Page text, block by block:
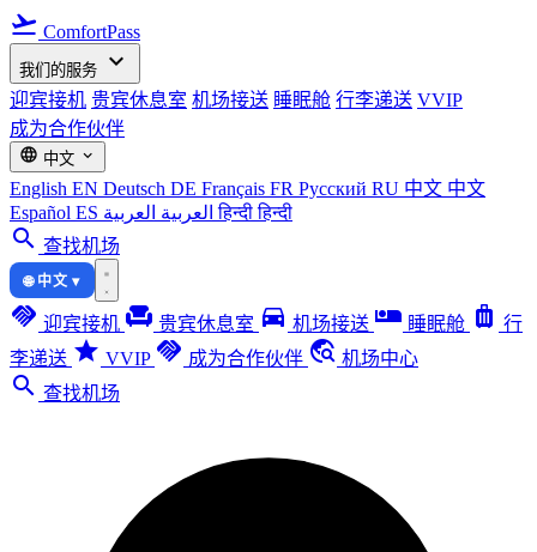
flight_takeoff ComfortPass
我们的服务 expand_more
迎宾接机 贵宾休息室 机场接送 睡眠舱 行李递送 VVIP
成为合作伙伴
language 中文 expand_more
English EN Deutsch DE Français FR Русский RU 中文 中文
Español ES العربية العربية हिन्दीहिन्दी
search 查找机场
🌐 中文 ▾
handshake 迎宾接机 chair 贵宾休息室 directions_car 机场接送 airline_seat_individual_suite 睡眠舱 luggage 行
李递送 star VVIP handshake 成为合作伙伴 travel_explore 机场中心
search 查找机场